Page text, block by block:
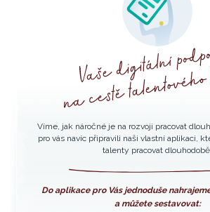
Víme, jak náročné je na rozvoji pracovat
pro vás navíc připravili naši vlastní aplikaci,
talenty pracovat
Do aplikace pro Vás jednoduše
a můžete sestavovat: